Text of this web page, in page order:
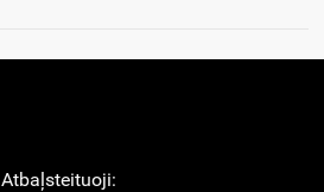
Atbaļsteituoji: